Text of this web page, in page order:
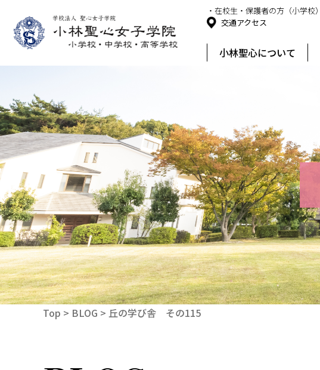
・在校生・保護者の方（小学校）
交通アクセス
小林聖心について
Top > BLOG > 丘の学び舎 その115